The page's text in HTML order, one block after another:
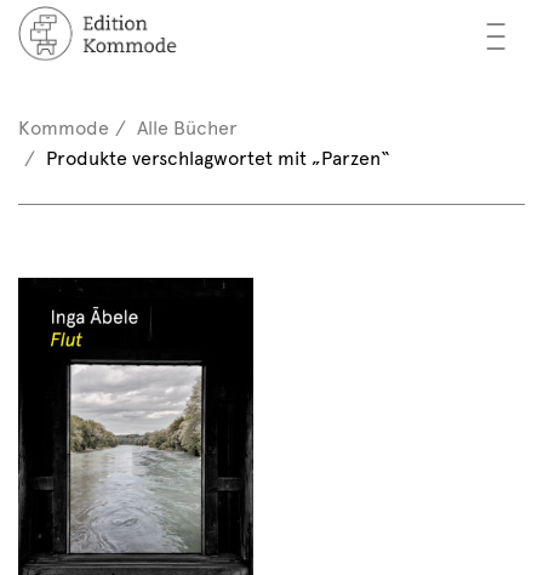
—
—
—
/ Registrieren
(0)
Kommode
Alle Bücher
Produkte verschlagwortet mit „Parzen“